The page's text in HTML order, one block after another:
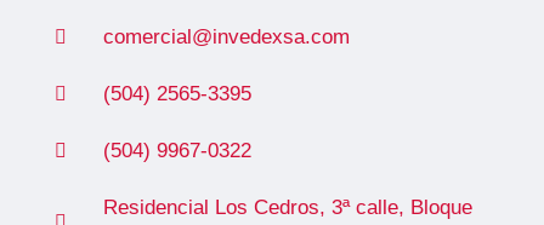
comercial@invedexsa.com
(504) 2565-3395
(504) 9967-0322
Residencial Los Cedros, 3ª calle, Bloque